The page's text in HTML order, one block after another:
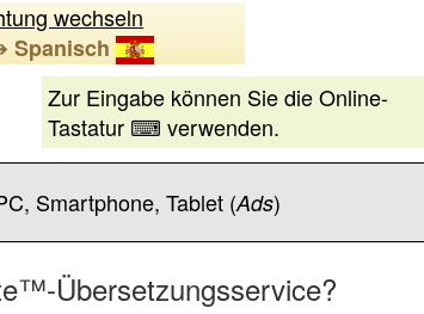
wechseln
Spanisch
Zur Eingabe können Sie die Online-
Tastatur ⌨ verwenden.
Smartphone, Tablet (Ads)
Übersetzungsservice?